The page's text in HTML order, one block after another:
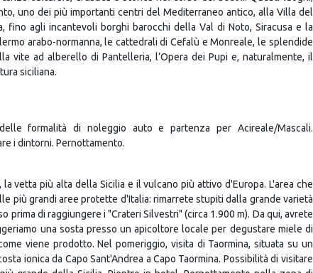
e paesaggi naturali mozzafiato. Oltre alle magnifiche spiagge di
dei Turchi, la Sicilia ospita numerosi siti del Patrimonio Mondiale
culturale, artistica e storica nel corso dei secoli. Questi luoghi,
fino agli incantevoli borghi barocchi della Val di Noto, Siracusa e la
arabo-normanna, le cattedrali di Cefalù e Monreale, le splendide
vite ad alberello di Pantelleria, l’Opera dei Pupi e, naturalmente, il
siciliana.
formalità di noleggio auto e partenza per Acireale/Mascali.
i dintorni. Pernottamento.
vetta più alta della Sicilia e il vulcano più attivo d'Europa. L'area che
più grandi aree protette d'Italia: rimarrete stupiti dalla grande varietà